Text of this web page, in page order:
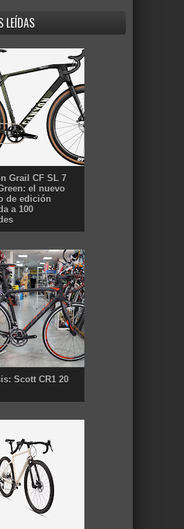
LEÍDAS
Grail CF SL 7
el nuevo
de edición
a 100
Scott CR1 20